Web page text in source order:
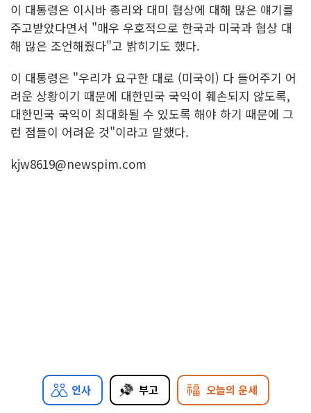
이 대통령은 이시바 총리와 대미 협상에 대해 많은 얘기를
주고받았다면서 "매우 우호적으로 한국과 미국과 협상 대
해 많은 조언해줬다"고 밝히기도 했다.
이 대통령은 "우리가 요구한 대로 (미국이) 다 들어주기 어
려운 상황이기 때문에 대한민국 국익이 훼손되지 않도록,
대한민국 국익이 최대화될 수 있도록 해야 하기 때문에 그
런 점들이 어려운 것"이라고 말했다.
kjw8619@newspim.com
인사 부고 오늘의 운세